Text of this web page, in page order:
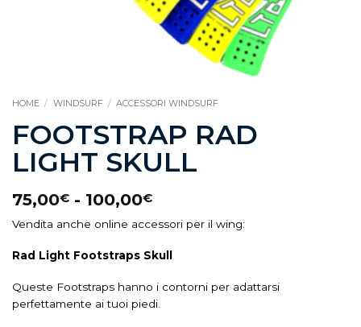
HOME / WINDSURF / ACCESSORI WINDSURF
FOOTSTRAP RAD
LIGHT SKULL
75,00€ - 100,00€
Vendita anche online accessori per il wing:
Rad Light Footstraps Skull
Queste Footstraps hanno i contorni per adattarsi
perfettamente ai tuoi piedi.